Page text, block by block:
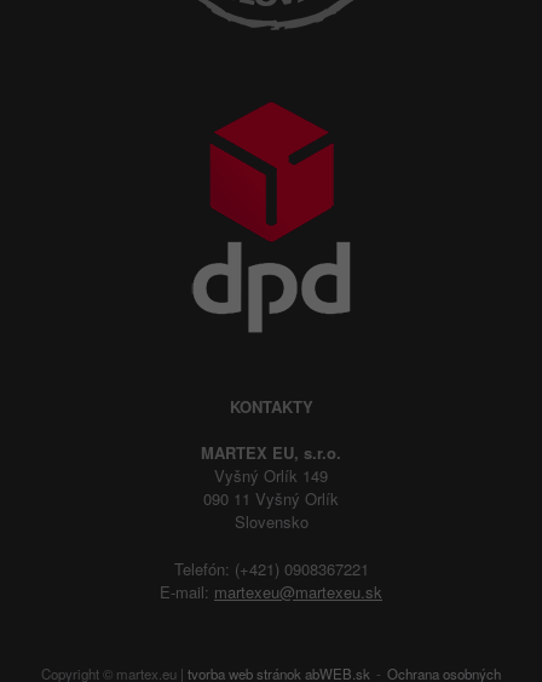
KONTAKTY
MARTEX EU, s.r.o.
Vyšný Orlík 149
090 11 Vyšný Orlík
Slovensko
Telefón: (+421) 0908367221
E-mail: martexeu@martexeu.sk
Copyright © martex.eu | tvorba web stránok abWEB.sk Ochrana osobných